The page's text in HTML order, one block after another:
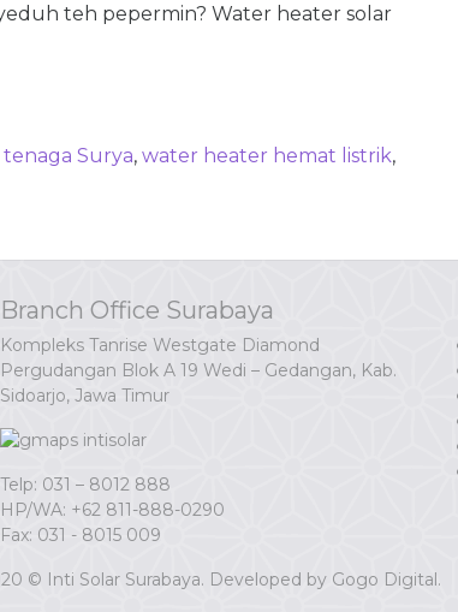
teh pepermin? Water heater solar
Surya, water heater hemat listrik,
Branch Office Surabaya
Kompleks Tanrise Westgate Diamond
Pergudangan Blok A 19 Wedi – Gedangan, Kab.
Sidoarjo, Jawa Timur
Telp: 031 – 8012 888
HP/WA: +62 811-888-0290
Fax: 031 - 8015 009
© Inti Solar Surabaya. Developed by Gogo Digital.